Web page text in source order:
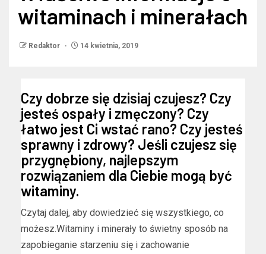
witaminach i minerałach
Redaktor 14 kwietnia, 2019
Czy dobrze się dzisiaj czujesz? Czy
jesteś ospały i zmęczony? Czy
łatwo jest Ci wstać rano? Czy jesteś
sprawny i zdrowy? Jeśli czujesz się
przygnębiony, najlepszym
rozwiązaniem dla Ciebie mogą być
witaminy.
Czytaj dalej, aby dowiedzieć się wszystkiego, co
możesz.Witaminy i minerały to świetny sposób na
zapobieganie starzeniu się i zachowanie